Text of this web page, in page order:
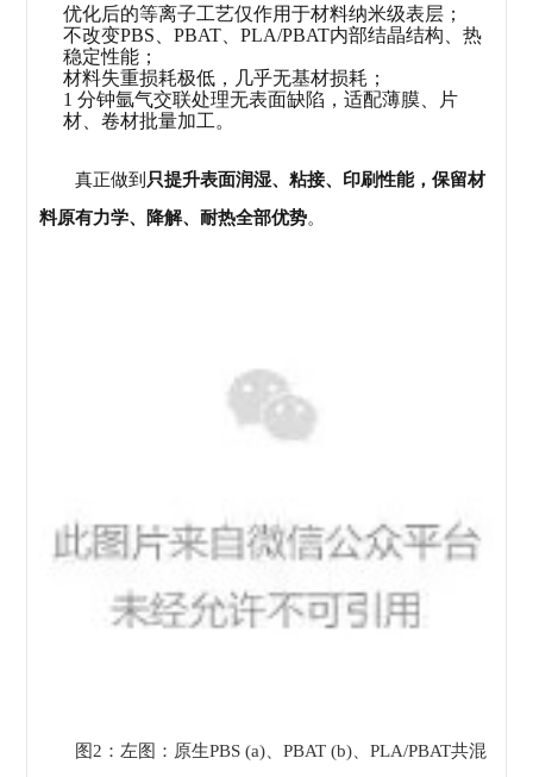
优化后的等离子工艺仅作用于材料纳米级表层；
不改变PBS、PBAT、PLA/PBAT内部结晶结构、热
稳定性能；
材料失重损耗极低，几乎无基材损耗；
1 分钟氩气交联处理无表面缺陷，适配薄膜、片
材、卷材批量加工。
真正做到 只提升表面润湿、粘接、印刷性能，保留材
料原有力学、降解、耐热全部优势。
图2：左图：原生PBS (a)、PBAT (b)、PLA/PBAT共混